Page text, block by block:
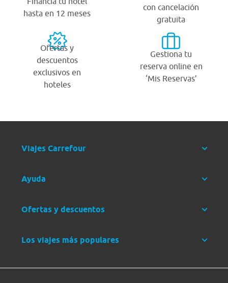
hasta en 12 meses
con cancelación
gratuita
Ofertas y
descuentos
exclusivos en
hoteles
Gestiona tu
reserva online en
‘Mis Reservas’
Viajes Carrefour
Ayuda
Ofertas y descuentos
Los viajes más populares